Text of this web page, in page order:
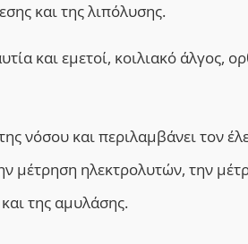
και της λιπόλυσης.
και εμετοί, κοιλιακό άλγος,
νόσου και περιλαμβάνει τον
μέτρηση ηλεκτρολυτών, την
της αμυλάσης.